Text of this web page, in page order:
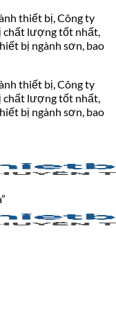
thiết bị, Công ty
chất lượng tốt nhất,
bị ngành sơn, bao
thiết bị, Công ty
chất lượng tốt nhất,
bị ngành sơn, bao